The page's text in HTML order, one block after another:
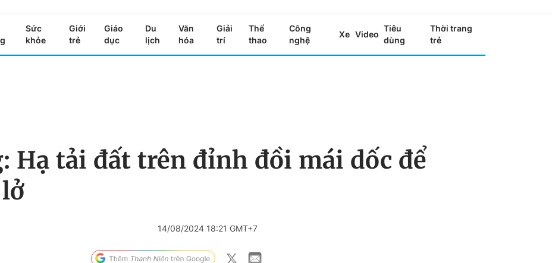
Sức
khỏe
Giới
trẻ
Giáo
dục
Du
lịch
Văn
hóa
Giải
trí
Thể
thao
Công
nghệ
Xe Video
Tiêu
dùng
Thời trang
trẻ
Hạ tải đất trên đỉnh đồi mái dốc để
14/08/2024 18:21 GMT+7